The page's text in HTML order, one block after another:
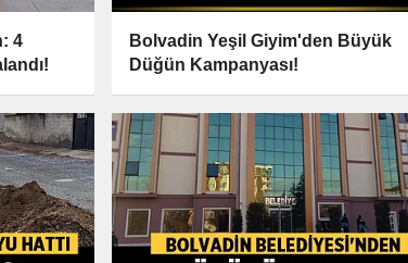
4
Bolvadin Yeşil Giyim'den Büyük
Düğün Kampanyası!